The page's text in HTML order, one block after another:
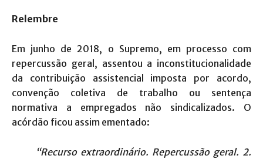
Relembre
Em junho de 2018, o Supremo, em processo com
repercussão geral, assentou a inconstitucionalidade
da contribuição assistencial imposta por acordo,
convenção coletiva de trabalho ou sentença
normativa a empregados não sindicalizados. O
acórdão ficou assim ementado:
“Recurso extraordinário. Repercussão geral. 2.